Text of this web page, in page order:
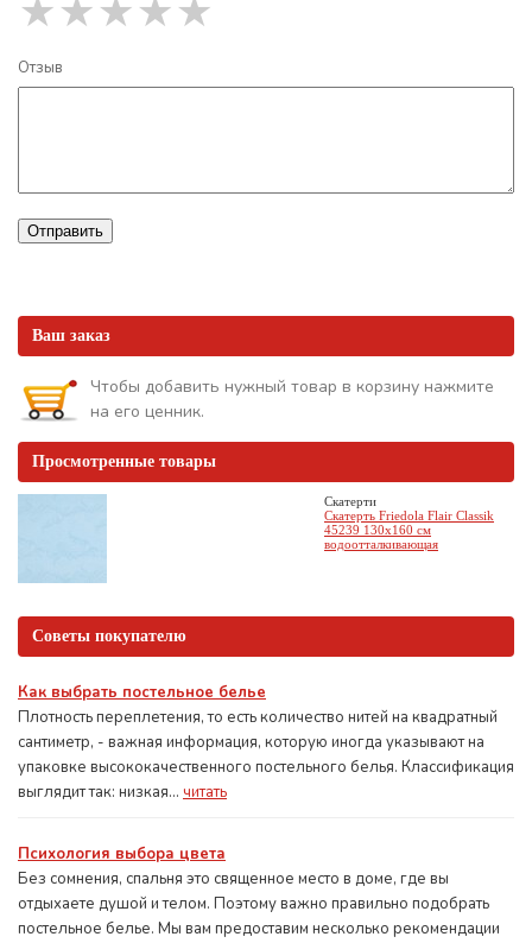
★
★
★
★
★
Отзыв
Отправить
Ваш заказ
Чтобы добавить нужный товар в корзину нажмите
на его ценник.
Просмотренные товары
Скатерти
Скатерть Friedola Flair Classik
45239 130х160 см
водоотталкивающая
Советы покупателю
Как выбрать постельное белье
Плотность переплетения, то есть количество нитей на квадратный
сантиметр, - важная информация, которую иногда указывают на
упаковке высококачественного постельного белья. Классификация
выглядит так: низкая... читать
Психология выбора цвета
Без сомнения, спальня это священное место в доме, где вы
отдыхаете душой и телом. Поэтому важно правильно подобрать
постельное белье. Мы вам предоставим несколько рекомендации